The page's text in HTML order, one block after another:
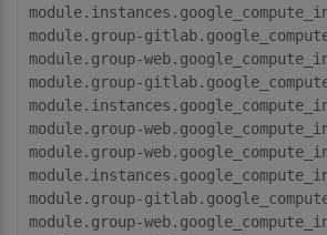
module.group-
module.group-
module.group-
module.group-
module.group-
module.group-
module.group-